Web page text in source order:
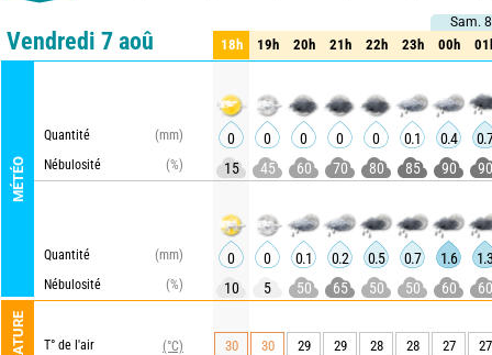
Comparateur détaillé synthétique
Vendredi 7 aoû
MÉTÉO
Quantité
(mm)
Nébulosité
(%)
Quantité
(mm)
Nébulosité
(%)
T° de l'air (°C)
Sam. 8
18h 19h 20h 21h 22h 23h 00h
Sam. 8
18h 19h 20h 21h 22h 23h 00h
0 0 0 0 0 0.1 0.4
15
45 60 70 80 85 90 90
0 0 0.1 0.2 0.5 0.7 1.6
10
5 50 65 50 50 60 60
30 30 29 29 28 28 27 27